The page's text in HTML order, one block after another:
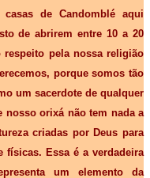
de Candomblé aqui
de abrirem entre 10 a 20
respeito pela nossa religião
porque somos tão
um sacerdote de qualquer
orixá não tem nada a
criadas por Deus para
físicas. Essa é a verdadeira
um elemento da